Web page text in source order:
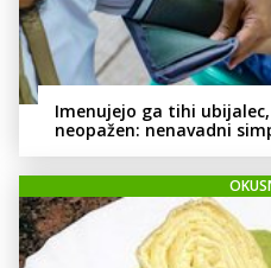
Imenujejo ga tihi
neopažen: nenavadni